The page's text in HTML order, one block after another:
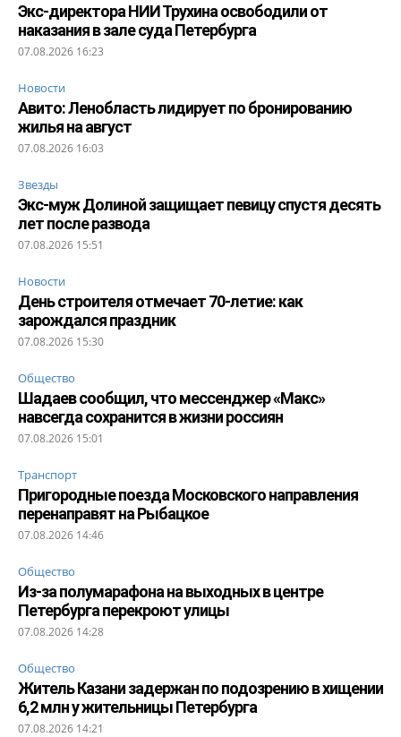
Экс-директора НИИ Трухина освободили от
наказания в зале суда Петербурга
07.08.2026 16:23
Новости
Авито: Ленобласть лидирует по бронированию
жилья на август
07.08.2026 16:03
Звезды
Экс-муж Долиной защищает певицу спустя десять
лет после развода
07.08.2026 15:51
Новости
День строителя отмечает 70-летие: как
зарождался праздник
07.08.2026 15:30
Общество
Шадаев сообщил, что мессенджер «Макс»
навсегда сохранится в жизни россиян
07.08.2026 15:01
Транспорт
Пригородные поезда Московского направления
перенаправят на Рыбацкое
07.08.2026 14:46
Общество
Из-за полумарафона на выходных в центре
Петербурга перекроют улицы
07.08.2026 14:28
Общество
Житель Казани задержан по подозрению в хищении
6,2 млн у жительницы Петербурга
07.08.2026 14:21